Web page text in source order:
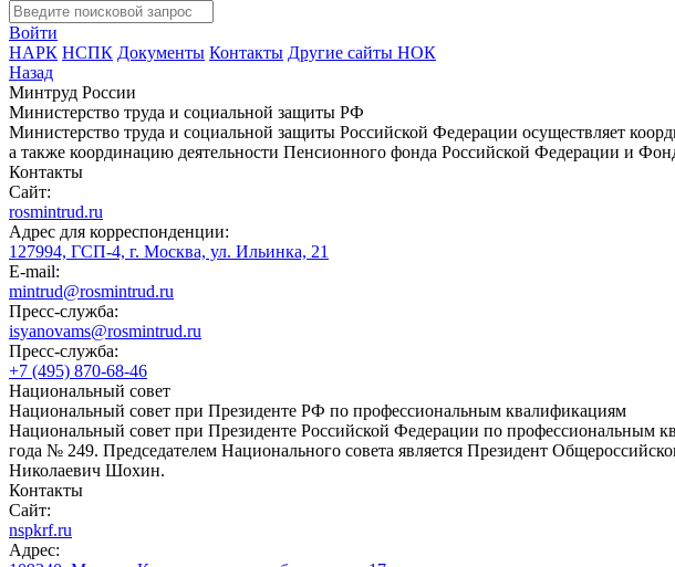
Войти
НАРК НСПК Документы Контакты Другие сайты НОК
Назад
Минтруд России
Министерство труда и социальной защиты РФ
Министерство труда и социальной защиты Российской Федерации осуществляет
а также координацию деятельности Пенсионного фонда Российской Федерации и
Контакты
Сайт:
rosmintrud.ru
Адрес для корреспонденции:
127994, ГСП-4, г. Москва, ул. Ильинка, 21
E-mail:
mintrud@rosmintrud.ru
Пресс-служба:
isyanovams@rosmintrud.ru
Пресс-служба:
+7 (495) 870-68-46
Национальный совет
Национальный совет при Президенте РФ по профессиональным квалификациям
Национальный совет при Президенте Российской Федерации по профессиональным
года № 249. Председателем Национального совета является Президент
Николаевич Шохин.
Контакты
Сайт:
nspkrf.ru
Адрес: